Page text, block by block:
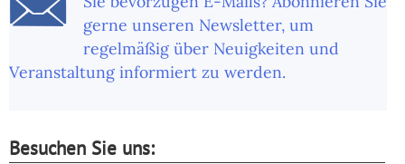
gerne unseren Newsletter, um
regelmäßig über Neuigkeiten und
Veranstaltung informiert zu werden.
Besuchen Sie uns: